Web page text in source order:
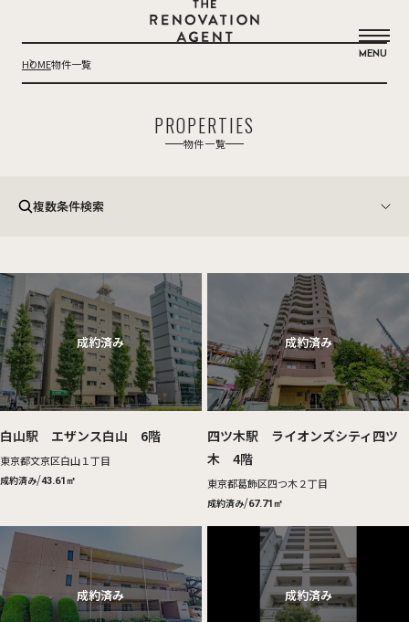
THE RENOVATION AGENT
MENU
HOME物件一覧
PROPERTIES
物件一覧
白山駅 エザンス白山 6階
東京都文京区白山１丁目
成約済み/43.61㎡
四ツ木駅 ライオンズシティ四ツ
木 4階
東京都葛飾区四つ木２丁目
成約済み/67.71㎡
複数条件検索
エリア
東京
渋谷区
港区 目黒区 千代田区 世田谷区 新宿区
中央区
中野区
杉並区 品川区 大田区 江東区 墨田区
台東区
江戸川区
文京区 豊島区 葛飾区 足立区 練馬区
板橋区
荒川区
北区 23区外
千葉
建物種類
マンション
一戸建て
その他
用途
住居
オフィス
西向き
スケルトン
ペット可
ルーフバルコニー
南向き 庭付き 最上階
角部屋
駐車場
価格